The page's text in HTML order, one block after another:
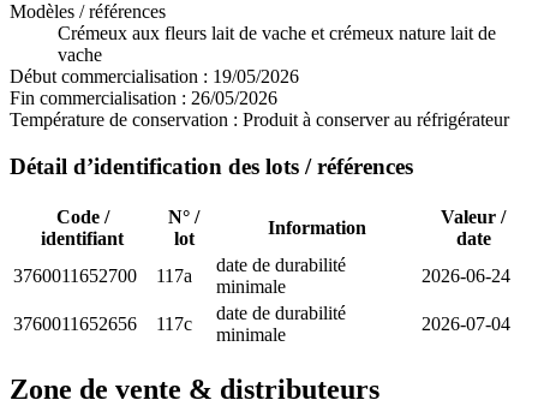
Modèles / références
Crémeux aux fleurs lait de vache et crémeux nature lait de
vache
Début commercialisation : 19/05/2026
Fin commercialisation : 26/05/2026
Température de conservation : Produit à conserver au réfrigérateur
Détail d’identification des lots / références
Code /
identifiant
N° /
lot
Information
Valeur /
date
3760011652700
117a
date de durabilité
minimale
2026-06-24
3760011652656 117c
date de durabilité
minimale
2026-07-04
Zone de vente & distributeurs